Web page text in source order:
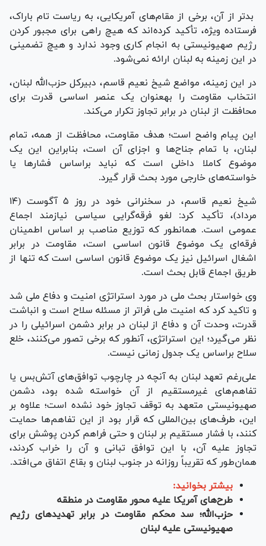
بدتر از آن، برخی از مقام‌های آمریکایی، به ریاست تام باراک،
فرستاده ویژه، تأکید کرده‌اند که هیچ راهی برای مجبور کردن
رژیم صهیونیستی به انجام کاری وجود ندارد و هیچ تضمینی
در این زمینه به لبنان ارائه نمی‌شود.
در این زمینه، مواضع شیخ نعیم قاسم، دبیرکل حزب‌الله لبنان،
انتخاب مقاومت را به‎عنوان یک عنصر اساسی قدرت برای
محافظت از لبنان در برابر تجاوز تکرار می‌کند.
این پیام واضح است؛ هدف مقاومت، محافظت از همه، تمام
لبنان، با تمام جناح‌ها و اجزای آن است، بنابراین این یک
موضوع کاملا داخلی است که نباید براساس فشار‌ها یا
خواسته‌های خارجی مورد بحث قرار گیرد.
شیخ نعیم قاسم، در سخنرانی خود در روز ۵ آگوست (۱۴
مرداد)، تأکید کرد: لغو فرقه‌گرایی سیاسی نیازمند اجماع
عمومی است. همان‎طور که توزیع مناصب بر اساس اطمینان
فرقه‌ای یک موضوع قانون اساسی است، مقاومت در برابر
اشغال اسرائیل نیز یک موضوع قانون اساسی است که تنها از
طریق اجماع قابل بحث است.
وی خواستار بحث ملی در مورد استراتژی امنیت و دفاع ملی شد
و تاکید کرد که امنیت ملی فراتر از مسئله سلاح است و انباشت
قدرت، وحدت آن و دفاع از لبنان در برابر دشمن اسرائیلی را در
نظر می‌گیرد؛ این استراتژی، آن‎طور که برخی تصور می‌کنند، خلع
سلاح براساس یک جدول زمانی نیست.
علی‌رغم تعهد لبنان به آنچه در چارچوب توافق‌های آتش‌بس یا
تفاهم‌های غیرمستقیم از آن خواسته شده بود، دشمن
صهیونیستی متعهد به توقف تجاوز خود نشده است؛ علاوه بر
این، طرف‌های بین‌المللی که قرار بود از این تفاهم‌ها حمایت
کنند، با فشار مستقیم بر لبنان و حتی فراهم کردن پوشش برای
تجاوز علیه آن، با این توافق تبانی و آن را خراب کردند،
همان‌طور که تقریباً روزانه در جنوب لبنان و بقاع اتفاق می‌افتد.
بیشتر بخوانید:
طرح‌های آمریکا علیه محور مقاومت در منطقه
حزب‌الله؛ سد محکم مقاومت در برابر تهدیدهای رژیم
صهیونیستی علیه لبنان